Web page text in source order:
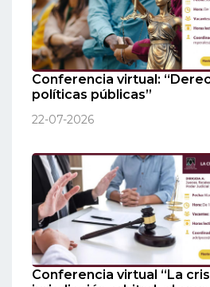
Conferencia virtual:
políticas públicas”
22-07-2026
Conferencia virtual “La